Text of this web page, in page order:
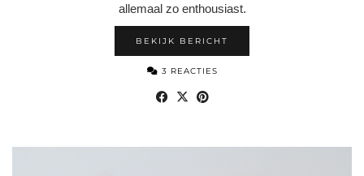
allemaal zo enthousiast.
BEKIJK BERICHT
3 REACTIES